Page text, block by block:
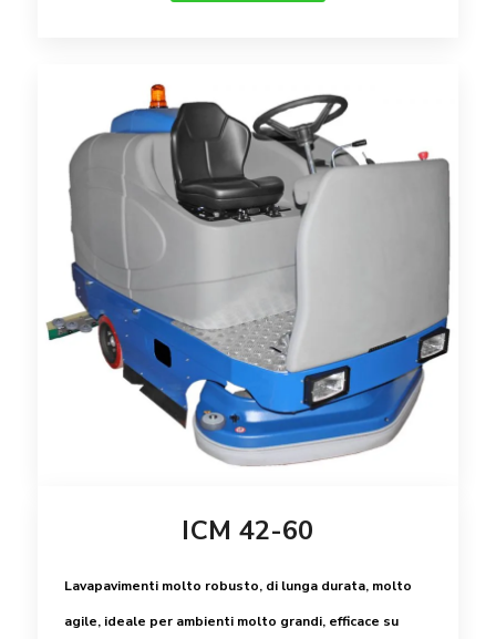
ICM 42-60
Lavapavimenti molto robusto, di lunga durata, molto
agile, ideale per ambienti molto grandi, efficace su